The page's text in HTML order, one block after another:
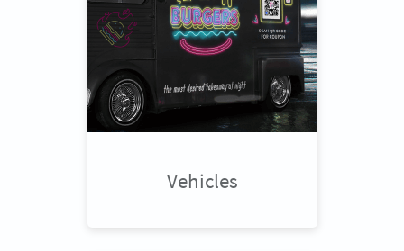
Vehicles